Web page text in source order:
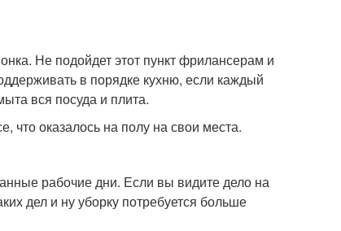
Не подойдет этот пункт фрилансерам и
в порядке кухню, если каждый
вся посуда и плита.
что оказалось на полу на свои места.
рабочие дни. Если вы видите дело на
дел и ну уборку потребуется больше